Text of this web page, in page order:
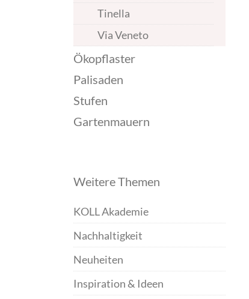
Tinella
Via Veneto
Ökopflaster
Palisaden
Stufen
Gartenmauern
Weitere Themen
KOLL Akademie
Nachhaltigkeit
Neuheiten
Inspiration & Ideen